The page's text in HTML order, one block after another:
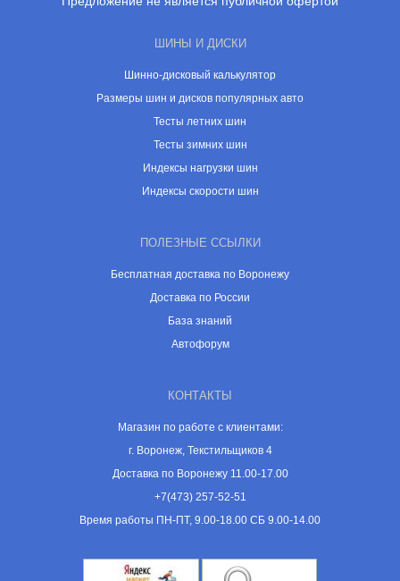
ШИНЫ И ДИСКИ
Шинно-дисковый калькулятор
Размеры шин и дисков популярных авто
Тесты летних шин
Тесты зимних шин
Индексы нагрузки шин
Индексы скорости шин
ПОЛЕЗНЫЕ ССЫЛКИ
Бесплатная доставка по Воронежу
Доставка по России
База знаний
Автофорум
КОНТАКТЫ
Магазин по работе с клиентами:
г. Воронеж, Текстильщиков 4
Доставка по Воронежу 11.00-17.00
+7(473) 257-52-51
Время работы ПН-ПТ, 9.00-18.00 СБ 9.00-14.00